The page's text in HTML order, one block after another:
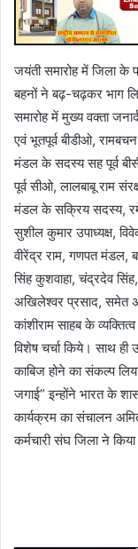
जयंती समारोह में जिला के
बहनों ने बढ़-चढ़कर भाग
समारोह में मुख्य वक्ता
एवं भूतपूर्व बीडीओ,
मंडल के सदस्य सह पूर्व
पूर्व सीओ, लालबाबू राम
मंडल के सक्रिय सदस्य,
सुशील कुमार उपाध्यक्ष,
वीरेंद्र राम, गणपत मंडल,
सिंह कुशवाहा, चंद्रदेव
अखिलेश्वर प्रसाद, समेत
कांशीराम साहब के
विशेष चर्चा किये। साथ
काबिज होने का संकल्प
जगाई” इन्होंने भारत के
कार्यक्रम का संचालन
कर्मचारी संघ जिला ने